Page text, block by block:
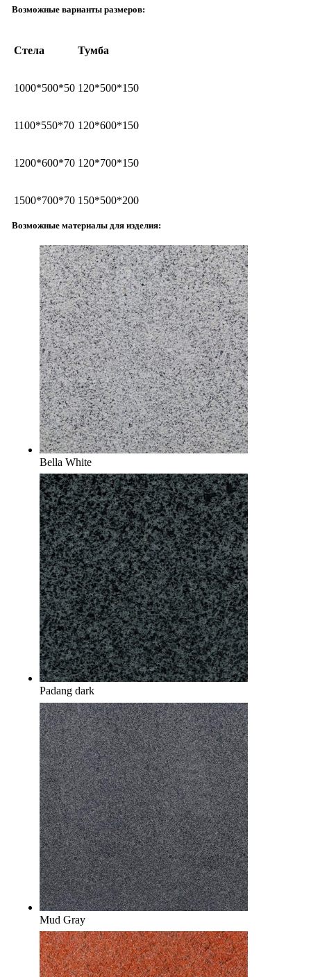
Возможные варианты размеров:
Стела Тумба
1000*500*50 120*500*150
1100*550*70 120*600*150
1200*600*70 120*700*150
1500*700*70 150*500*200
Возможные материалы для изделия:
Bella White
Padang dark
Mud Gray